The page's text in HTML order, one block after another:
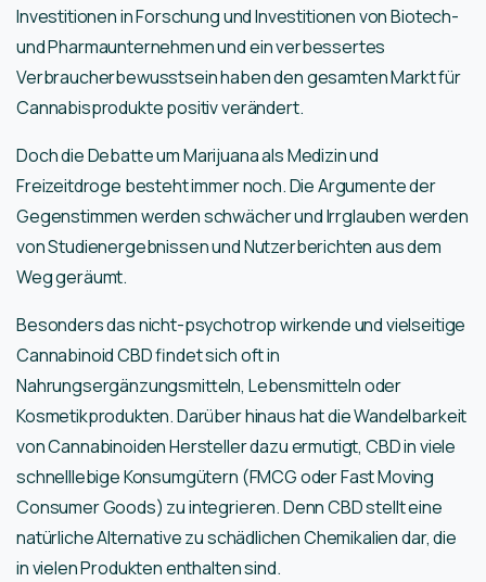
Investitionen in Forschung und Investitionen von Biotech-
und Pharmaunternehmen und ein verbessertes
Verbraucherbewusstsein haben den gesamten Markt für
Cannabisprodukte positiv verändert.
Doch die Debatte um Marijuana als Medizin und
Freizeitdroge besteht immer noch. Die Argumente der
Gegenstimmen werden schwächer und Irrglauben werden
von Studienergebnissen und Nutzerberichten aus dem
Weg geräumt.
Besonders das nicht-psychotrop wirkende und vielseitige
Cannabinoid CBD findet sich oft in
Nahrungsergänzungsmitteln, Lebensmitteln oder
Kosmetikprodukten. Darüber hinaus hat die Wandelbarkeit
von Cannabinoiden Hersteller dazu ermutigt, CBD in viele
schnelllebige Konsumgütern (FMCG oder Fast Moving
Consumer Goods) zu integrieren. Denn CBD stellt eine
natürliche Alternative zu schädlichen Chemikalien dar, die
in vielen Produkten enthalten sind.